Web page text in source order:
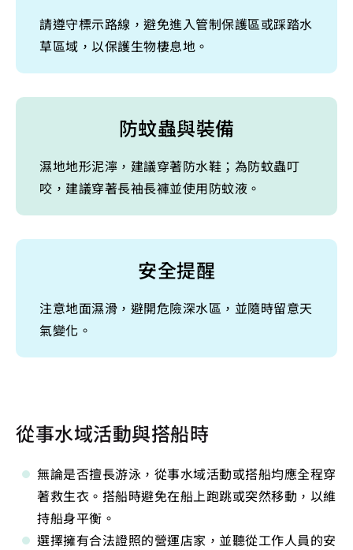
請遵守標示路線，避免進入管制保護區或踩踏水
草區域，以保護生物棲息地。
防蚊蟲與裝備
濕地地形泥濘，建議穿著防水鞋；為防蚊蟲叮
咬，建議穿著長袖長褲並使用防蚊液。
安全提醒
注意地面濕滑，避開危險深水區，並隨時留意天
氣變化。
從事水域活動與搭船時
無論是否擅長游泳，從事水域活動或搭船均應全程穿
著救生衣。搭船時避免在船上跑跳或突然移動，以維
持船身平衡。
選擇擁有合法證照的營運店家，並聽從工作人員的安